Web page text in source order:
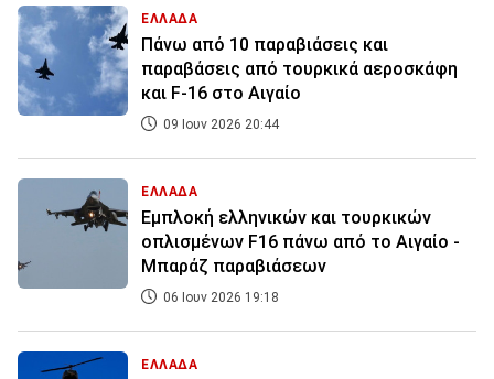
ΕΛΛΑΔΑ
Πάνω από 10 παραβιάσεις και
παραβάσεις από τουρκικά αεροσκάφη
και F-16 στο Αιγαίο
09 Ιουν 2026 20:44
ΕΛΛΑΔΑ
Εμπλοκή ελληνικών και τουρκικών
οπλισμένων F16 πάνω από το Αιγαίο -
Μπαράζ παραβιάσεων
06 Ιουν 2026 19:18
ΕΛΛΑΔΑ